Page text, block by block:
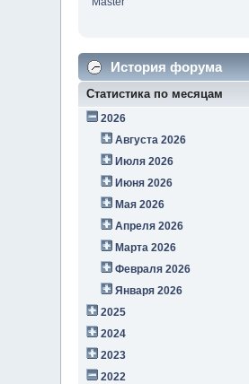
История форума
Статистика по месяцам
2026
Августа 2026
Июля 2026
Июня 2026
Мая 2026
Апреля 2026
Марта 2026
Февраля 2026
Января 2026
2025
2024
2023
2022